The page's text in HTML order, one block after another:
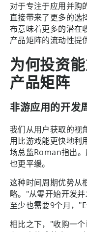
对于专注于应用并购
直接带来了更多的选
布意味着更多的潜在
产品矩阵的流动性提
为何投资
产品矩阵
非游应用的开发
我们从用户获取的视
用比游戏能更快地利
场总监Roman指出
也更平缓。
这种时间周期优势从
略。"从零开始开发
至少也需要9个月，
相比之下，"收购一